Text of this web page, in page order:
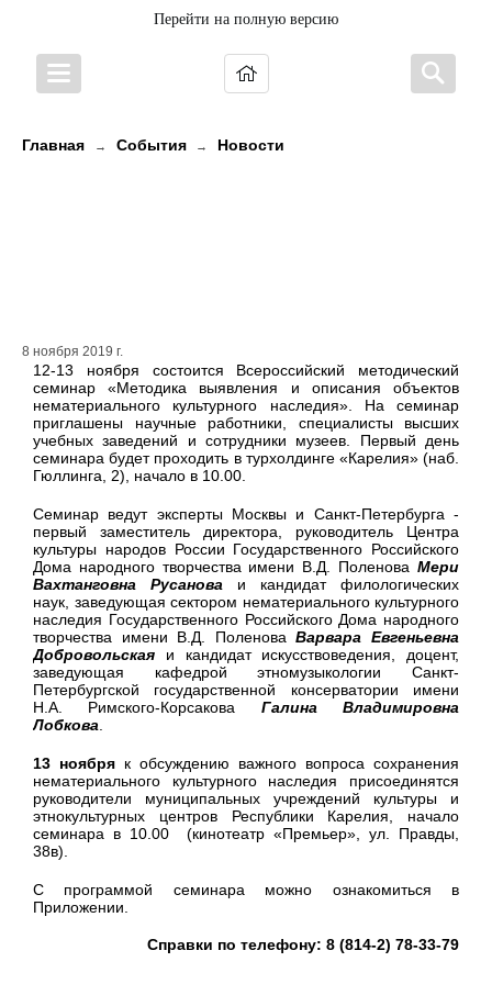
Перейти на полную версию
Главная → События → Новости
8 ноября 2019 г.
12-13 ноября состоится Всероссийский методический
семинар «Методика выявления и описания объектов
нематериального культурного наследия». На семинар
приглашены научные работники, специалисты высших
учебных заведений и сотрудники музеев. Первый день
семинара будет проходить в турхолдинге «Карелия» (наб.
Гюллинга, 2), начало в 10.00.
Семинар ведут эксперты Москвы и Санкт-Петербурга -
первый заместитель директора, руководитель Центра
культуры народов России Государственного Российского
Дома народного творчества имени В.Д. Поленова Мери
Вахтанговна Русанова и кандидат филологических
наук, заведующая сектором нематериального культурного
наследия Государственного Российского Дома народного
творчества имени В.Д. ПоленоваВарвара Евгеньевна
Добровольская и кандидат искусствоведения, доцент,
заведующая кафедрой этномузыкологии Санкт-
Петербургской государственной консерватории имени
Н.А. Римского-Корсакова Галина Владимировна
Лобкова
13 ноября к обсуждению важного вопроса сохранения
нематериального культурного наследия присоединятся
руководители муниципальных учреждений культуры и
этнокультурных центров Республики Карелия, начало
семинара в 10.00 (кинотеатр «Премьер», ул. Правды,
38в).
С программой семинара можно ознакомиться в
Приложении.
Справки по телефону: 8 (814-2) 78-33-79